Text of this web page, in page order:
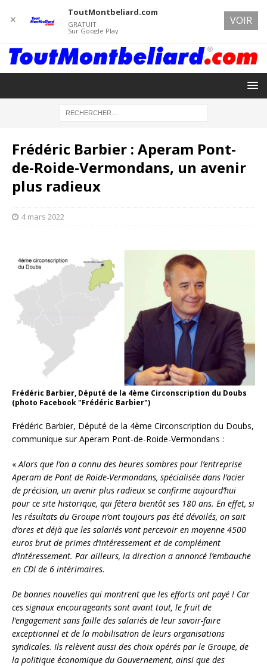
Frédéric Barbier : Aperam Pont-
de-Roide-Vermondans, un avenir
plus radieux
4 mars 2022
Frédéric Barbier, Député de la 4ème Circonscription du Doubs
(photo Facebook "Frédéric Barbier")
Frédéric Barbier, Député de la 4ème Circonscription du Doubs,
communique sur Aperam Pont-de-Roide-Vermondans :
« Alors que l’on a connu des heures sombres pour l’entreprise
Aperam de Pont de Roide-Vermondans, spécialisée dans l’acier
de précision, un avenir plus radieux se confirme aujourd’hui
pour ce site historique, qui fêtera bientôt ses 180 ans. En effet, si
les résultats du Groupe n’ont toujours pas été dévoilés, on sait
d’ores et déjà que les salariés vont percevoir en moyenne 4500
euros brut de primes d’intéressement et de complément
d’intéressement. Par ailleurs, la direction a annoncé l’embauche
en CDI de 6 intérimaires.
De bonnes nouvelles qui montrent que les efforts ont payé ! Car
ces signaux encourageants sont avant tout, le fruit de
l’engagement sans faille des salariés de leur savoir-faire
exceptionnel et de la mobilisation de leurs organisations
syndicales. Ils relèvent aussi des choix opérés par le Groupe, de
la politique économique du Gouvernement, ainsi que des
✕
ToutMontbeliard.com
GRATUIT
Sur Google Play
VOIR